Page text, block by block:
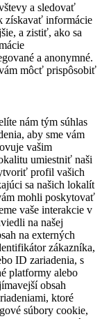
a sledovať
získavať informácie
a zistiť, ako sa
a anonymné.
môcť prispôsobiť
nám tým súhlas
aby sme vám
vašim
umiestniť naši
profil vašich
sa našich lokalít
mohli poskytovať
vaše interakcie v
na našej
na externých
zákazníka,
ID zariadenia, s
platformy alebo
obsah
ktoré
súbory cookie,